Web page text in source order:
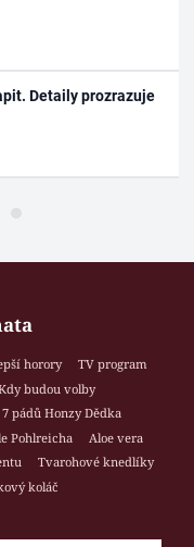
Detaily prozrazuje
horory
TV program
budou volby
7 pádů Honzy Dědka
Pohlreicha
Aloe vera
Tvarohové knedlíky
koláč